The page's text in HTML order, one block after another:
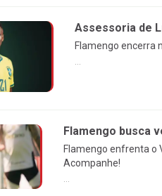
Assessoria de
Flamengo encerra
Flamengo busca
Flamengo enfrenta o
Acompanhe!
...